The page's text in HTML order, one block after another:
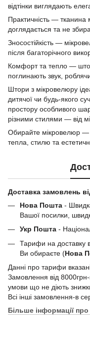
відтінки виглядають
Практичність —
доглядається та не
Зносостійкість —
після багаторічного
Комфорт та тепло —
поглинають звук,
Штори з мікровелюру
дитячої чи будь-якого
простору особливого
різними стилями — від
Обирайте мікровелюр —
тепла, стилю та
Доставка замовлень
Нова Пошта -
Вашої посилки,
Укр Пошта -
Тарифи на доставку
Ви обираєте (Нова
Данні про тарифи
Замовлення від
умови що не діють
Всі інші замовлення-в
Більше інформації